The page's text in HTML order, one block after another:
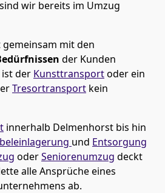
sind wir bereits im Umzug
gemeinsam mit den
der Kunden
ist der Kunsttransportoder ein
Tresortransport kein
innerhalb Delmenhorst bis hin
und Entsorgung
oderSeniorenumzug deckt
alle Ansprüche eines
ab.